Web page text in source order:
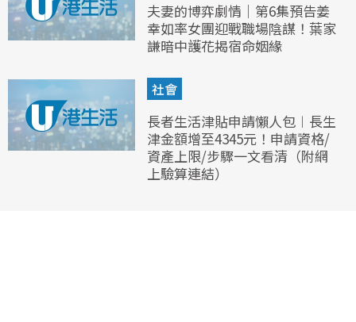
夫妻的博弈劇情｜第6集預告姜
幸如率女團迎戰職場陰謀！葉家
謙暗中護花揭宿命姻緣
社會
長者生活津貼申請懶人包︱長生
津金額增至4345元！申請資格/
資產上限/步驟一文看清（附網
上驗算連結）